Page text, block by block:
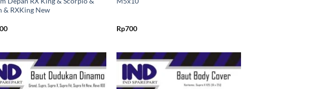
& RXKing New
Rp700
Tambahkan
ke Wishlist
Tambahkan
ke Wishlist